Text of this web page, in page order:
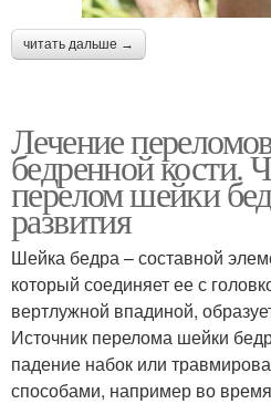
читать дальше →
Лечение
бедренной кости.
перелом шейки
развития
Шейка бедра – составной
который соединяет ее с
вертлужной впадиной,
Источник перелома шейки
падение набок или
способами, например во